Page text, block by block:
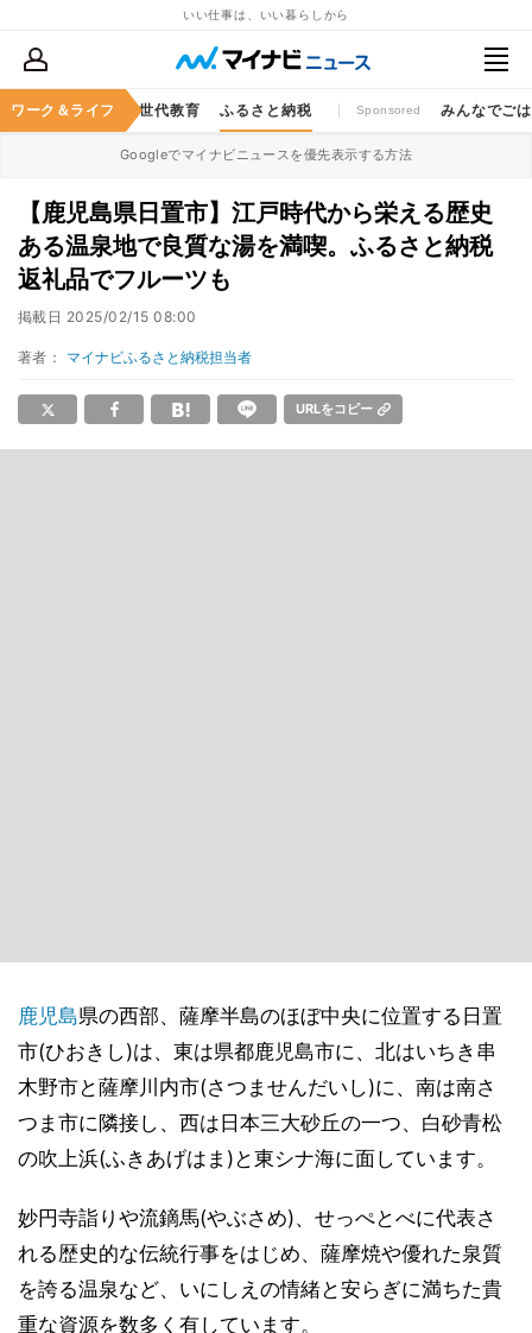
いい仕事は、いい暮らしから
ワーク＆ライフ
ャッシュレス 次世代教育 ふるさと納税 Sponsored みんなでご
Googleでマイナビニュースを優先表示する方法
【鹿児島県日置市】江戸時代から栄える歴史
ある温泉地で良質な湯を満喫。ふるさと納税
返礼品でフルーツも
掲載日 2025/02/15 08:00
著者： マイナビふるさと納税担当者
URLをコピー
鹿児島県の西部、薩摩半島のほぼ中央に位置する日置
市(ひおきし)は、東は県都鹿児島市に、北はいちき串
木野市と薩摩川内市(さつませんだいし)に、南は南さ
つま市に隣接し、西は日本三大砂丘の一つ、白砂青松
の吹上浜(ふきあげはま)と東シナ海に面しています。
妙円寺詣りや流鏑馬(やぶさめ)、せっぺとべに代表さ
れる歴史的な伝統行事をはじめ、薩摩焼や優れた泉質
を誇る温泉など、いにしえの情緒と安らぎに満ちた貴
重な資源を数多く有しています。